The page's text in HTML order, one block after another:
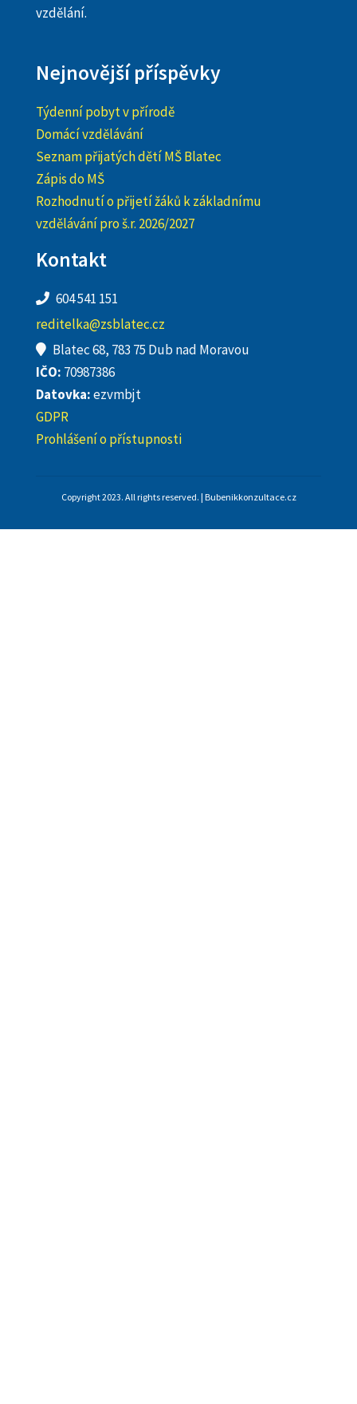
vzdělání.
Nejnovější příspěvky
Týdenní pobyt v přírodě
Domácí vzdělávání
Seznam přijatých dětí MŠ Blatec
Zápis do MŠ
Rozhodnutí o přijetí žáků k základnímu
vzdělávání pro š.r. 2026/2027
Kontakt
604 541 151
reditelka@zsblatec.cz
Blatec 68, 783 75 Dub nad Moravou
IČO: 70987386
Datovka:ezvmbjt
GDPR
Prohlášení o přístupnosti
Copyright 2023. All rights reserved. | Bubenikkonzultace.cz